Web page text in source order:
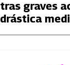
tras graves
drástica